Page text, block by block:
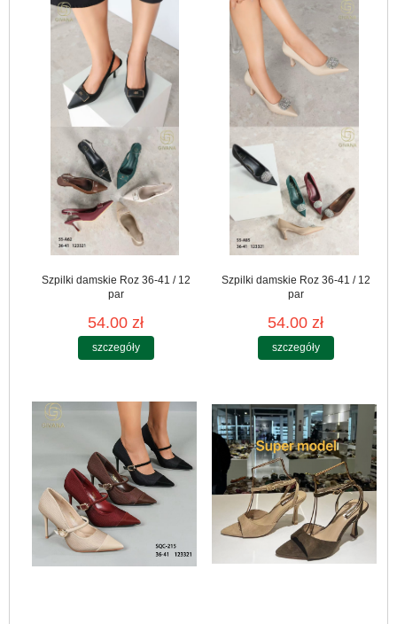
Szpilki damskie Roz 36-41 / 12
par
54.00 zł
szczegóły
Szpilki damskie Roz 36-41 / 12
par
54.00 zł
szczegóły